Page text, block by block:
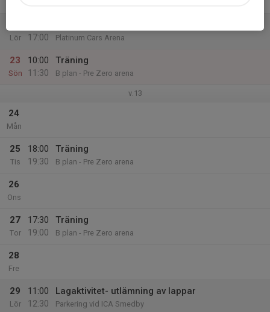
Lör
17:00
Platinum Cars Arena
23
Sön
10:00
11:30
Träning
B plan - Pre Zero arena
v.13
24
Mån
25
Tis
18:00
19:30
Träning
B plan - Pre Zero arena
26
Ons
27
Tor
17:30
19:00
Träning
B plan - Pre Zero arena
28
Fre
29
Lör
11:00
12:30
Lagaktivitet- utlämning av lappar
Parkering vid ICA Smedby